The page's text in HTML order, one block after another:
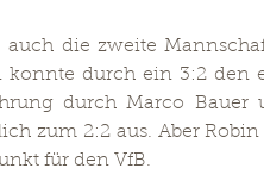
auch die zweite
konnte durch ein 3:2 den
durch Marco Bauer
zum 2:2 aus. Aber
für den VfB.